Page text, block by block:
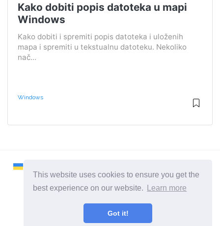
This website uses cookies to ensure you get the
best experience on our website.
Learn more
Got it!
Kako dobiti popis datoteka u mapi
Windows
Kako dobiti i spremiti popis datoteka i uloženih
mapa i spremiti u tekstualnu datoteku. Nekoliko
nač...
Windows
2026 ©Remontcompa
Sve kategorije